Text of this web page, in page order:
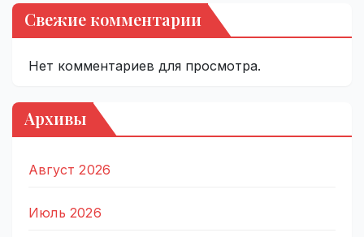
Свежие комментарии
Нет комментариев для просмотра.
Архивы
Август 2026
Июль 2026